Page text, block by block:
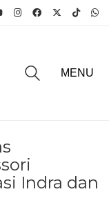
MENU
Indra dan